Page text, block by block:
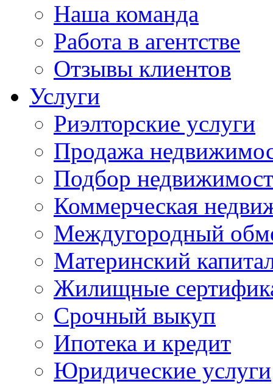
Наша команда
Работа в агентстве
Отзывы клиентов
Услуги
Риэлторские услуги
Продажа
Подбор
Коммерческая
Междугородный
Материнский
Жилищные
Срочный выкуп
Ипотека и кредит
Юридические услуги